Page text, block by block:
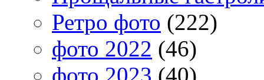
Ретро фото (222)
фото 2022 (46)
фото 2023 (40)